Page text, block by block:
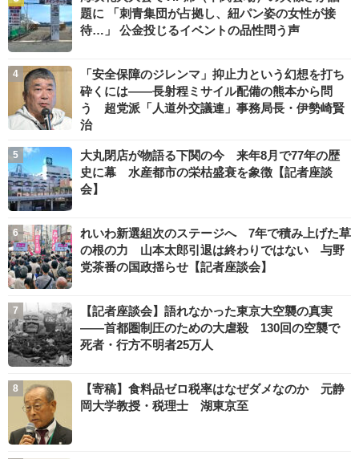
題に 「刺青集団が占拠し、紐パン姿の女性が接
待…」 公金投じるイベントの品性問う声
「安全保障のジレンマ」抑止力という幻想を打ち
砕くには――長射程ミサイル配備の熊本から問
う 超党派「人道外交議連」事務局長・伊勢崎賢
治
大丸閉店が物語る下関の今 来年8月で77年の歴
史に幕 水産都市の栄枯盛衰を象徴【記者座談
会】
れいわ新選組次のステージへ 7年で積み上げた草
の根の力 山本太郎引退は終わりではない 与野
党茶番の国政揺らせ【記者座談会】
【記者座談会】語れなかった東京大空襲の真実
――首都圏制圧のための大虐殺 130回の空襲で
死者・行方不明者25万人
【寄稿】食料品ゼロ税率はなぜダメなのか 元静
岡大学教授・税理士 湖東京至